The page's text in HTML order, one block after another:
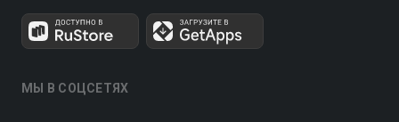
МЫ В СОЦСЕТЯХ